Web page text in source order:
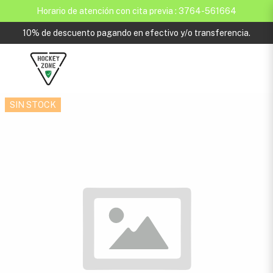
Horario de atención con cita previa : 3764-561664
10% de descuento pagando en efectivo y/o transferencia.
SIN STOCK